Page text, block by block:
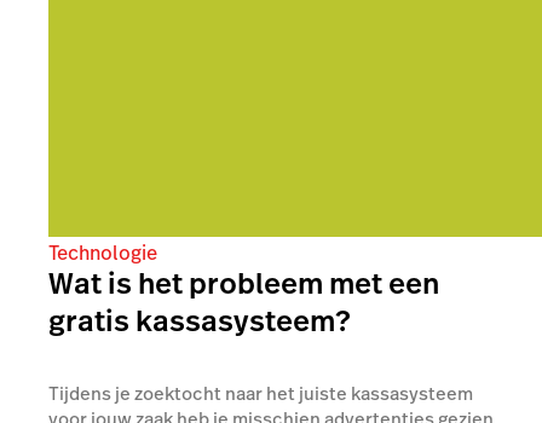
Technologie
Wat is het probleem met een
gratis kassasysteem?
Tijdens je zoektocht naar het juiste kassasysteem